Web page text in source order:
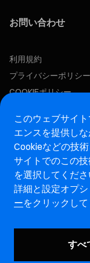
お問い合わせ
利用規約
プライバシーポリシー
COOKIEポリシー
この求人に応募す
アフターマーケッ
マレリ・インテグ
脆弱性報告ページ
このウェブサイ
エンスを提供し
Cookieなどの技
サイトでのこの
を選択してくださ
詳細と設定オプシ
ーをクリックして
すべ